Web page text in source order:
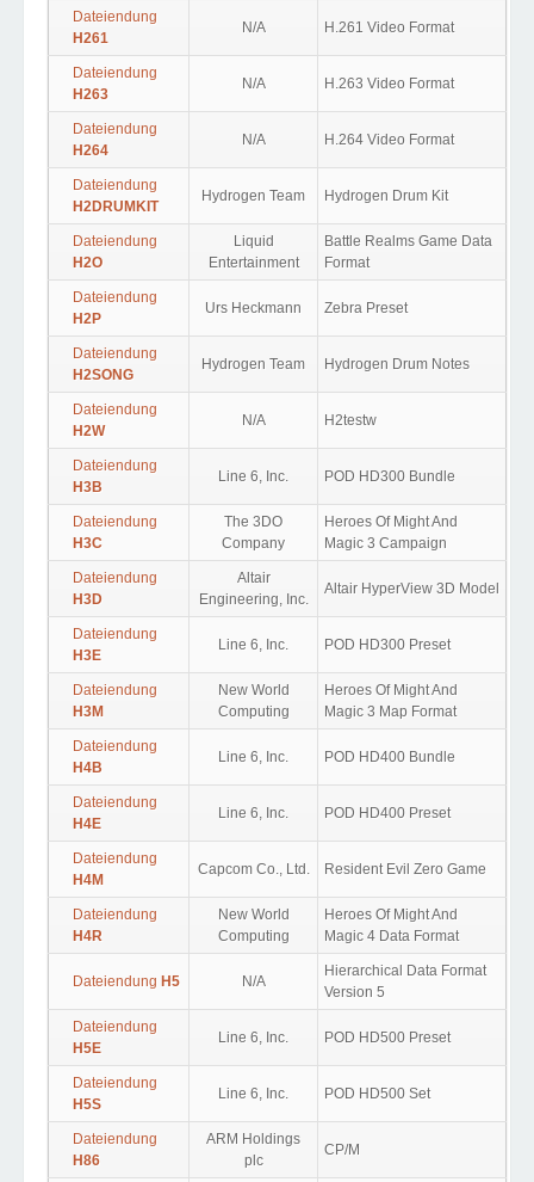
Dateiendung
H261
N/A H.261 Video Format
Dateiendung
H263
N/A H.263 Video Format
Dateiendung
H264
N/A H.264 Video Format
Dateiendung
H2DRUMKIT
Hydrogen Team Hydrogen Drum Kit
Dateiendung
H2O
Liquid
Entertainment
Battle Realms Game Data
Format
Dateiendung
H2P
Urs Heckmann Zebra Preset
Dateiendung
H2SONG
Hydrogen Team Hydrogen Drum Notes
Dateiendung
H2W
N/A H2testw
Dateiendung
H3B
Line 6, Inc. POD HD300 Bundle
Dateiendung
H3C
The 3DO
Company
Heroes Of Might And
Magic 3 Campaign
Dateiendung
H3D
Altair
Engineering, Inc.
Altair HyperView 3D Model
Dateiendung
H3E
Line 6, Inc. POD HD300 Preset
Dateiendung
H3M
New World
Computing
Heroes Of Might And
Magic 3 Map Format
Dateiendung
H4B
Line 6, Inc. POD HD400 Bundle
Dateiendung
H4E
Line 6, Inc. POD HD400 Preset
Dateiendung
H4M
Capcom Co., Ltd. Resident Evil Zero Game
Dateiendung
H4R
New World
Computing
Heroes Of Might And
Magic 4 Data Format
Dateiendung H5 N/A
Hierarchical Data Format
Version 5
Dateiendung
H5E
Line 6, Inc. POD HD500 Preset
Dateiendung
H5S
Line 6, Inc. POD HD500 Set
Dateiendung
H86
ARM Holdings
plc
CP/M